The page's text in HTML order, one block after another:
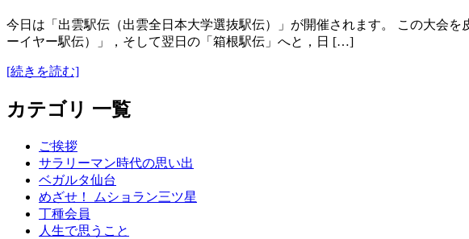
今日は「出雲駅伝（出雲全日本大学選抜駅伝）」が開催されます。 この大会
ーイヤー駅伝）」，そして翌日の「箱根駅伝」へと，日 […]
[続きを読む]
カテゴリ 一覧
ご挨拶
サラリーマン時代の思い出
ベガルタ仙台
めざせ！ ムショラン三ツ星
丁種会員
人生で思うこと